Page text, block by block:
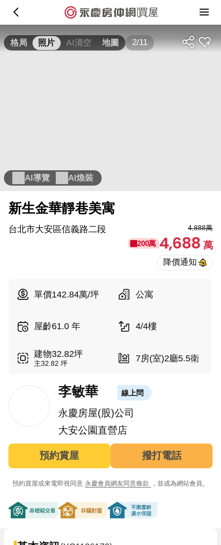
買屋
格局 照片 AI清空 地圖 2/11
AI導覽 AI煥裝
新生金華靜巷美寓
台北市大安區信義路二段 4,888萬
200萬 4,688萬
單價142.84萬/坪 公寓
屋齡61.0 年 4/4樓
建物32.82坪
主32.82 坪 7房(室)2廳5.5衛
李敏華 線上問
永慶房屋(股)公司
大安公園直營店
預約賞屋 撥打電話
預約賞屋或來電即視同意 永慶會員網友同意條款 ，並成為網站會員。